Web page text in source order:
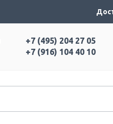
+7 (495) 204 27 05
+7 (916) 104 40 10